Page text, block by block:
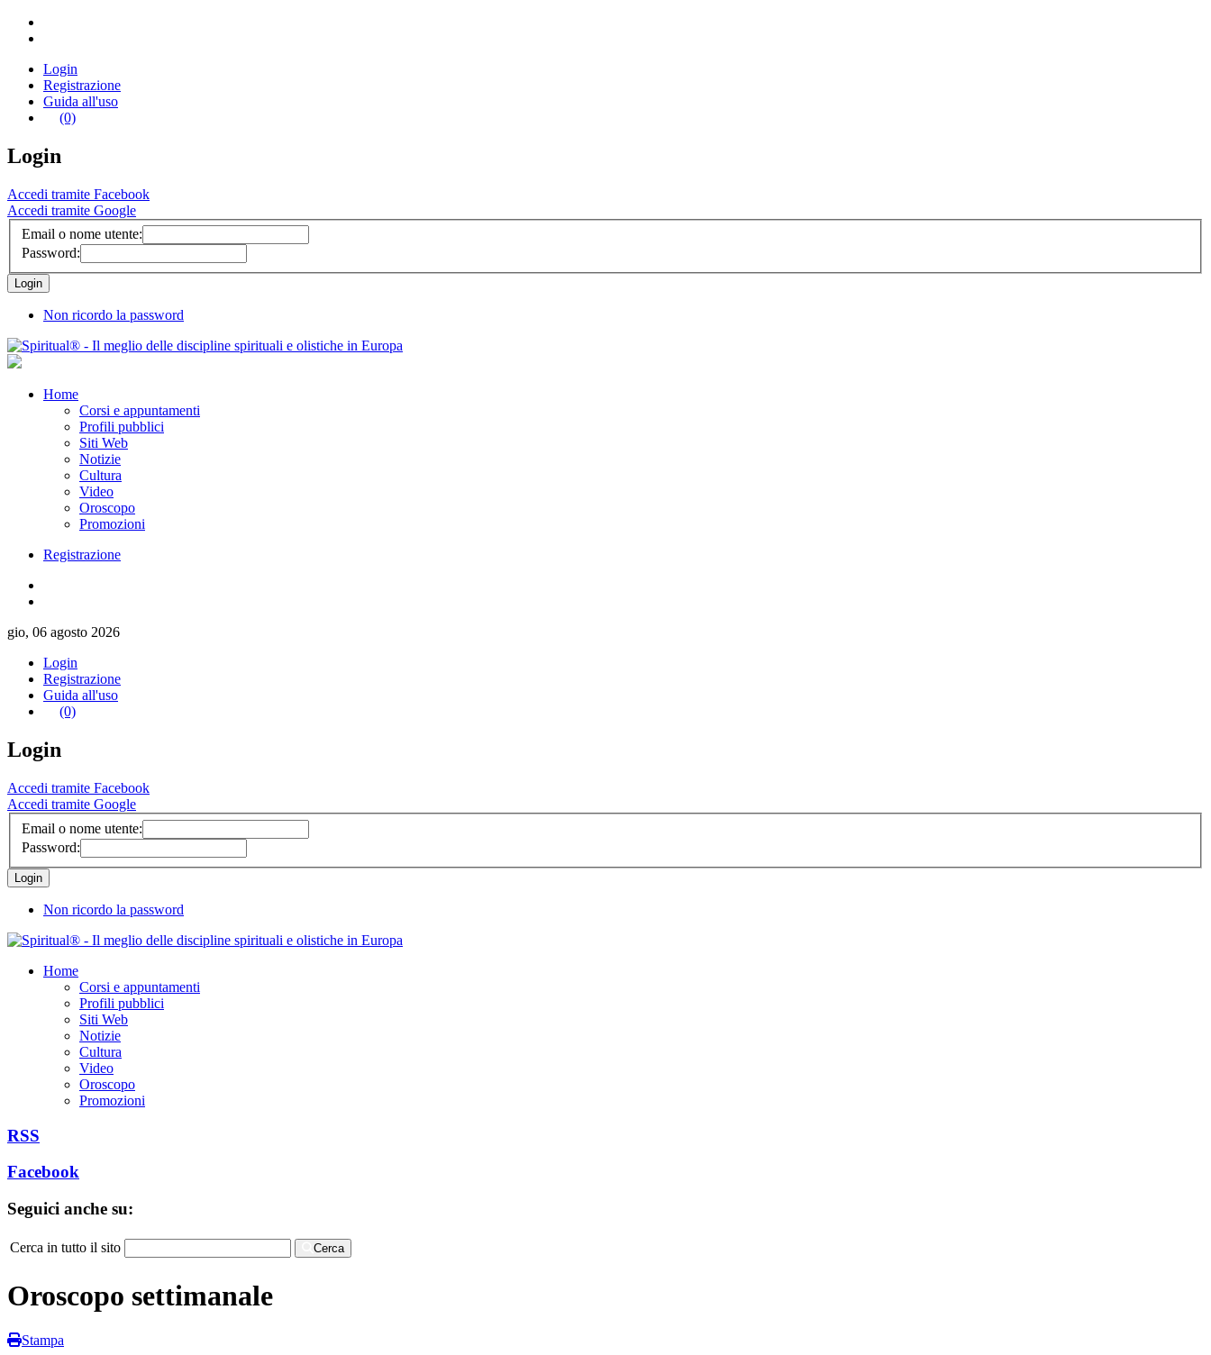
Login
Registrazione
Guida all'uso
(0)
Login
Accedi tramite Facebook
Accedi tramite Google
Email o nome utente:
Password:
Non ricordo la password
Home
Corsi e appuntamenti
Profili pubblici
Siti Web
Notizie
Cultura
Video
Oroscopo
Promozioni
Registrazione
gio, 06 agosto 2026
Login
Registrazione
Guida all'uso
(0)
Login
Accedi tramite Facebook
Accedi tramite Google
Email o nome utente:
Password:
Non ricordo la password
Home
Corsi e appuntamenti
Profili pubblici
Siti Web
Notizie
Cultura
Video
Oroscopo
Promozioni
RSS
Facebook
Seguici anche su:
Cerca in tutto il sito Cerca
Oroscopo settimanale
Stampa